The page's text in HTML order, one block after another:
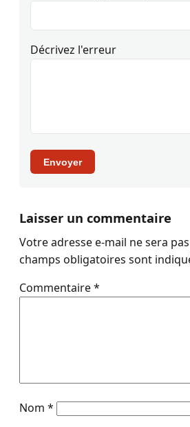
Décrivez l'erreur
Envoyer
Laisser un commentaire
Votre adresse e-mail ne sera
champs obligatoires sont
Commentaire*
Nom *